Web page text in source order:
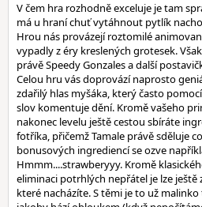
V čem hra rozhodně exceluje je tam
má u hraní chuť vytáhnout pytlík
Hrou nás provázejí roztomilé
vypadly z éry kreslených grotesek.
právě Speedy Gonzales a další
Celou hru vás doprovází naprosto
zdařilý hlas myšáka, který často
slov komentuje dění. Kromě vašeho
nakonec levelu ještě cestou sbíráte
fotříka, přičemž Tamale právě sděluje
bonusových ingrediencí se ozve
Hmmm....strawberyyy. Kromě
eliminaci potrhlých nepřátel je lze
které nacházíte. S těmi je to už